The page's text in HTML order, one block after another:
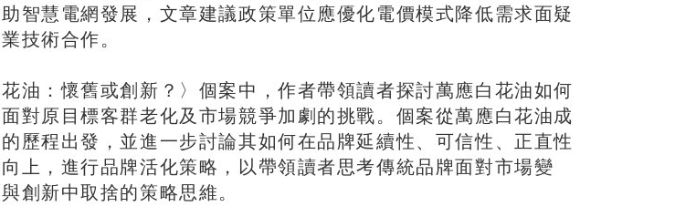
智慧電網發展，文章建議政策單位應優化電價模式降低需求面疑
技術合作。
油：懷舊或創新？〉個案中，作者帶領讀者探討萬應白花油如何
對原目標客群老化及市場競爭加劇的挑戰。個案從萬應白花油成
歷程出發，並進一步討論其如何在品牌延續性、可信性、正直性
上，進行品牌活化策略，以帶領讀者思考傳統品牌面對市場變
創新中取捨的策略思維。